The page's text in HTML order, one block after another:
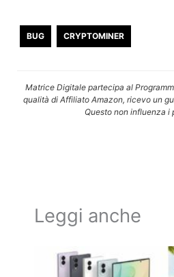
BUG CRYPTOMINER
Matrice Digitale partecipa al
qualità di Affiliato Amazon, ricevo un
Questo non influenza i
Leggi anche